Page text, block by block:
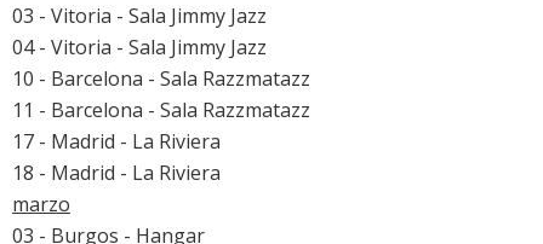
03 - Vitoria - Sala Jimmy Jazz
04 - Vitoria - Sala Jimmy Jazz
10 - Barcelona - Sala Razzmatazz
11 - Barcelona - Sala Razzmatazz
17 - Madrid - La Riviera
18 - Madrid - La Riviera
marzo
03 - Burgos - Hangar